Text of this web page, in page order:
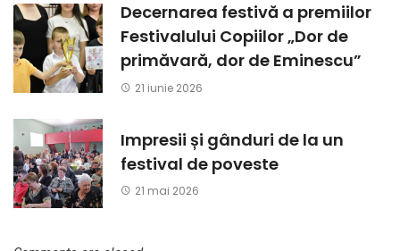
Decernarea festivă a premiilor
Festivalului Copiilor „Dor de
primăvară, dor de Eminescu”
21 iunie 2026
Impresii și gânduri de la un
festival de poveste
21 mai 2026